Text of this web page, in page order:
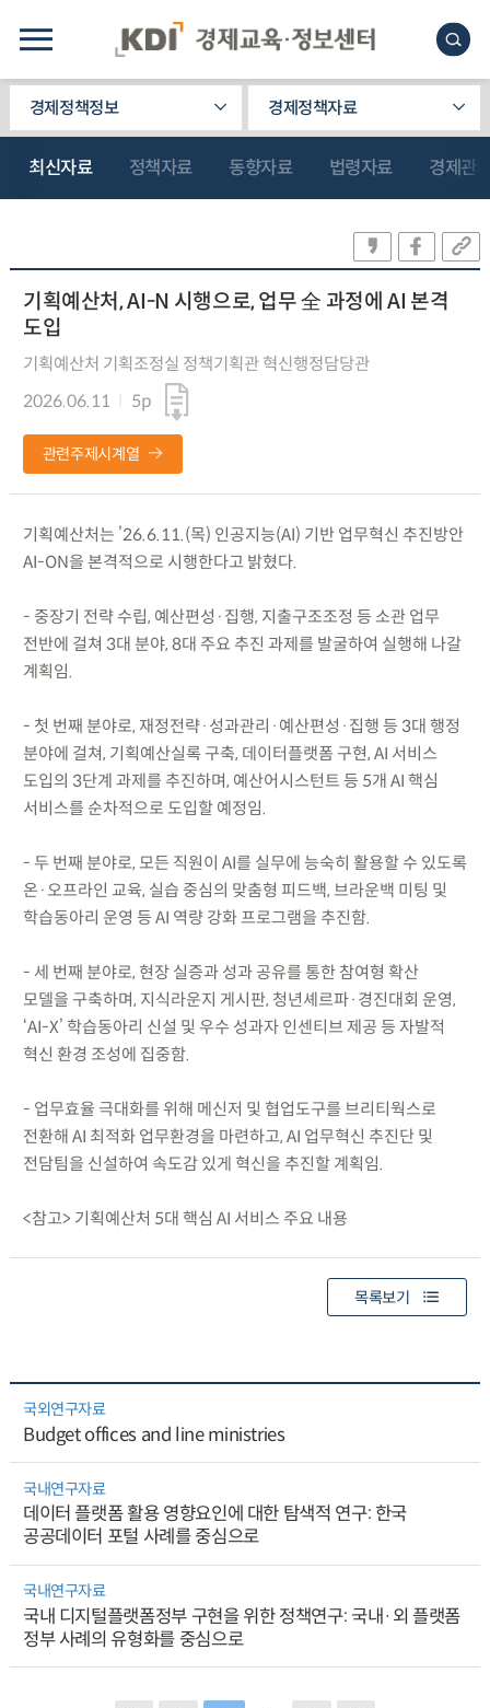
경제정책정보 경제정책자료
최신자료 정책자료 동향자료 법령자료 경제관
기획예산처, AI-N 시행으로, 업무 全 과정에 AI 본격
도입
기획예산처 기획조정실 정책기획관 혁신행정담당관
2026.06.11
5p
관련주제시계열
기획예산처는 ’26.6.11.(목) 인공지능(AI) 기반 업무혁신 추진방안
AI-ON을 본격적으로 시행한다고 밝혔다.
- 중장기 전략 수립, 예산편성·집행, 지출구조조정 등 소관 업무
전반에 걸쳐 3대 분야, 8대 주요 추진 과제를 발굴하여 실행해 나갈
계획임.
- 첫 번째 분야로, 재정전략·성과관리·예산편성·집행 등 3대 행정
분야에 걸쳐, 기획예산실록 구축, 데이터플랫폼 구현, AI 서비스
도입의 3단계 과제를 추진하며, 예산어시스턴트 등 5개 AI 핵심
서비스를 순차적으로 도입할 예정임.
- 두 번째 분야로, 모든 직원이 AI를 실무에 능숙히 활용할 수 있도록
온·오프라인 교육, 실습 중심의 맞춤형 피드백, 브라운백 미팅 및
학습동아리 운영 등 AI 역량 강화 프로그램을 추진함.
- 세 번째 분야로, 현장 실증과 성과 공유를 통한 참여형 확산
모델을 구축하며, 지식라운지 게시판, 청년셰르파·경진대회 운영,
‘AI-X’ 학습동아리 신설 및 우수 성과자 인센티브 제공 등 자발적
혁신 환경 조성에 집중함.
- 업무효율 극대화를 위해 메신저 및 협업도구를 브리티웍스로
전환해 AI 최적화 업무환경을 마련하고, AI 업무혁신 추진단 및
전담팀을 신설하여 속도감 있게 혁신을 추진할 계획임.
<참고> 기획예산처 5대 핵심 AI 서비스 주요 내용
목록보기
국외연구자료
Budget offices and line ministries
국내연구자료
데이터 플랫폼 활용 영향요인에 대한 탐색적 연구: 한국
공공데이터 포털 사례를 중심으로
국내연구자료
국내 디지털플랫폼정부 구현을 위한 정책연구: 국내·외 플랫폼
정부 사례의 유형화를 중심으로